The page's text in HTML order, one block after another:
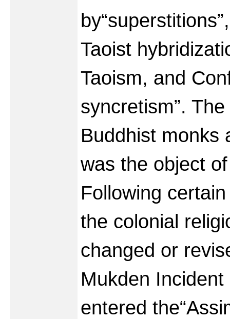
Taoist
Taoism, and
syncretism”.
Buddhist monks
was the object
Following
the colonial
changed or
Mukden
entered